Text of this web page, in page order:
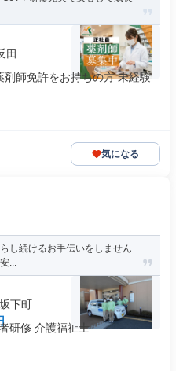
田
師免許をお持ちの方 未経験
気になる
し続けるお手伝いをしません
...
下町
研修 介護福祉士